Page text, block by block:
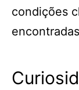
condições